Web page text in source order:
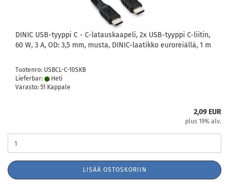
DINIC USB-tyyppi C - C-latauskaapeli, 2x USB-tyyppi C-liitin,
60 W, 3 A, OD: 3,5 mm, musta, DINIC-laatikko euroreiällä, 1 m
Tuotenro: USBCL-C-10SKB
Lieferbar:
Heti
Varasto: 51 Kappale
2,09 EUR
plus 19% alv.
LISÄÄ OSTOSKORIIN